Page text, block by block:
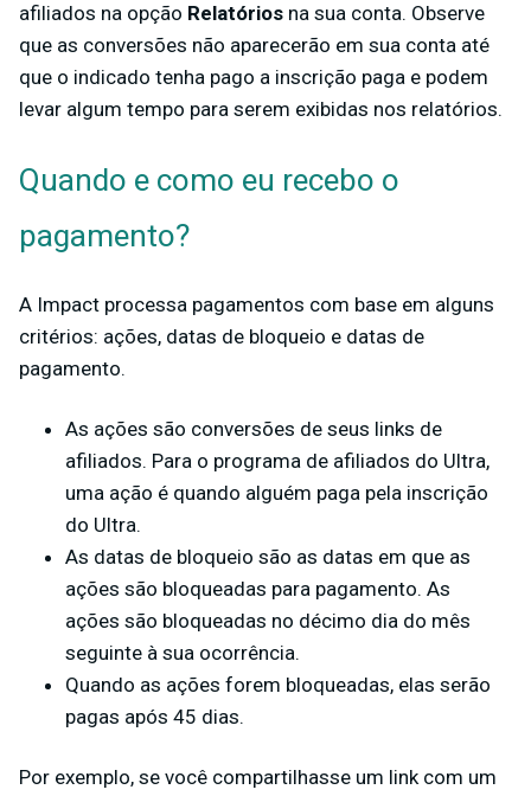
afiliados na opção Relatórios na sua conta. Observe
que as conversões não aparecerão em sua conta até
que o indicado tenha pago a inscrição paga e podem
levar algum tempo para serem exibidas nos relatórios.
Quando e como eu recebo o
pagamento?
A Impact processa pagamentos com base em alguns
critérios: ações, datas de bloqueio e datas de
pagamento.
As ações são conversões de seus links de
afiliados. Para o programa de afiliados do Ultra,
uma ação é quando alguém paga pela inscrição
do Ultra.
As datas de bloqueio são as datas em que as
ações são bloqueadas para pagamento. As
ações são bloqueadas no décimo dia do mês
seguinte à sua ocorrência.
Quando as ações forem bloqueadas, elas serão
pagas após 45 dias.
Por exemplo, se você compartilhasse um link com um